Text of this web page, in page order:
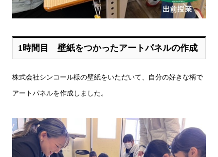
1時間目 壁紙をつかったアートパネルの作成
株式会社シンコール様の壁紙をいただいて、自分の好きな柄で
アートパネルを作成しました。